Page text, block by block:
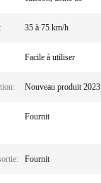
35 à 75 km/h
Facile à utiliser
Nouveau produit 2023
Fournit
Fournit